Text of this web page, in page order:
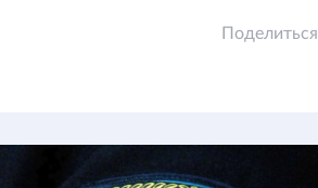
Поделиться